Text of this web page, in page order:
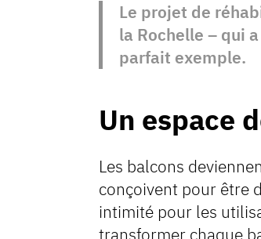
Le projet de
la Rochelle – qui
parfait exemple.
Un espace
Les balcons
conçoivent pour être
intimité pour les